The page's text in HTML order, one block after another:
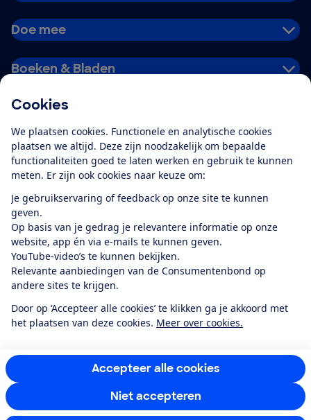
Cookies
We plaatsen cookies. Functionele en analytische cookies
plaatsen we altijd. Deze zijn noodzakelijk om bepaalde
functionaliteiten goed te laten werken en gebruik te kunnen
meten. Er zijn ook cookies naar keuze om:
Je gebruikservaring of feedback op onze site te kunnen
geven.
Op basis van je gedrag je relevantere informatie op onze
website, app én via e-mails te kunnen geven.
YouTube-video’s te kunnen bekijken.
Relevante aanbiedingen van de Consumentenbond op
andere sites te krijgen.
Door op ‘Accepteer alle cookies’ te klikken ga je akkoord met
het plaatsen van deze cookies. Meer over cookies.
Accepteer alle cookies
Niet accepteren
Doe mee
Boeken & Bladen
Alles over de
app
Algemene Voorwaarden
Privacyverklaring
Cookiebeleid
Privacyvoorkeuren
Toegankelijkheid
RSS-feed nieuws
Facebook
TwitterInstagram
YoutubeLinkedIn
12.901consumentenbeoordelen de Consumentenbondmet gemiddeld